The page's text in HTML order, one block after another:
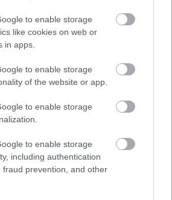
to enable storage
like cookies on web or
in apps.
to enable storage
of the website or app.
to enable storage
to enable storage
including authentication
fraud prevention, and other
nézhetsz a tükörbe.
Központ kiemelkedő
csúcstechnológiával áll
kezelések terén. Az itt
teszi a precíz
A személyre szabott kezelési
arra törekednek, hogy a